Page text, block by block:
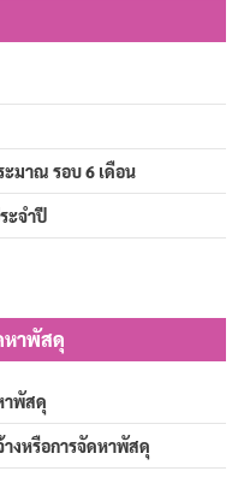
ะมาณ รอบ 6 เดือน
ะจำปี
หาพัสดุ
าพัสดุ
งหรือการจัดหาพัสดุ